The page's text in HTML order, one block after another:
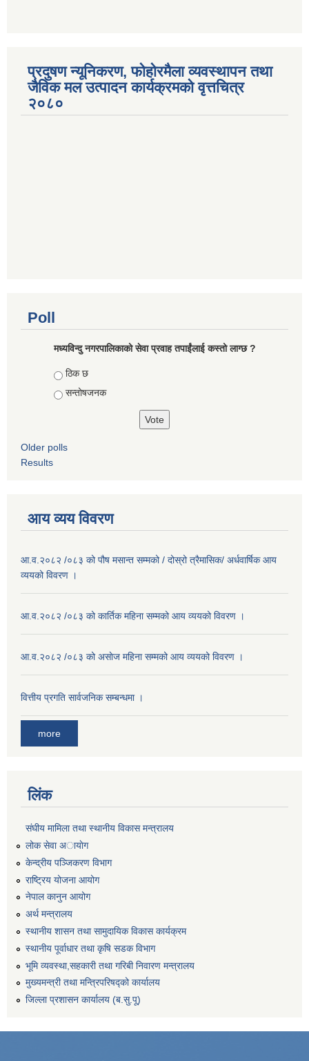
प्रदुषण न्यूनिकरण, फोहोरमैला व्यवस्थापन तथा
जैविक मल उत्पादन कार्यक्रमको वृत्तचित्र
२०८०
Poll
मध्यविन्दु नगरपालिकाको सेवा प्रवाह तपाईंलाई कस्तो लाग्छ ?
Choices
ठिक छ
सन्तोषजनक
Older polls
Results
आय व्यय विवरण
आ.व.२०८२ /०८३ को पौष मसान्त सम्मको / दोस्रो त्रैमासिक/ अर्धवार्षिक आय
व्ययको विवरण ।
आ.व.२०८२ /०८३ को कार्तिक महिना सम्मको आय व्ययको विवरण ।
आ.व.२०८२ /०८३ को असाेज महिना सम्मको आय व्ययको विवरण ।
वित्तीय प्रगति सार्वजनिक सम्बन्धमा ।
more
लिंक
संघीय मामिला तथा स्थानीय विकास मन्त्रालय
लोक सेवा अायाेग
केन्द्रीय पञ्जिकरण विभाग
राष्ट्रिय योजना आयोग
नेपाल कानुन आयोग
अर्थ मन्त्रालय
स्थानीय शासन तथा सामुदायिक विकास कार्यक्रम
स्थानीय पूर्वाधार तथा कृषि सडक विभाग
भूमि व्यवस्था,सहकारी तथा गरिबी निवारण मन्त्रालय
मुख्यमन्त्री तथा मन्त्रिपरिषद्को कार्यालय
जिल्ला प्रशासन कार्यालय (ब.सु.पू)